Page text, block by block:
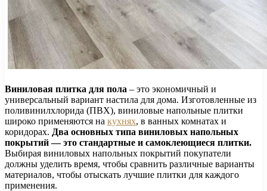
Виниловая плитка для пола – это экономичный и
универсальный вариант настила для дома. Изготовленные из
поливинилхлорида (ПВХ), виниловые напольные плитки
широко применяются на кухнях, в ванных комнатах и
коридорах. Два основных типа виниловых напольных
покрытий — это стандартные и самоклеющиеся плитки.
Выбирая виниловых напольных покрытий покупатели
должны уделить время, чтобы сравнить различные варианты
материалов, чтобы отыскать лучшие плитки для каждого
применения.